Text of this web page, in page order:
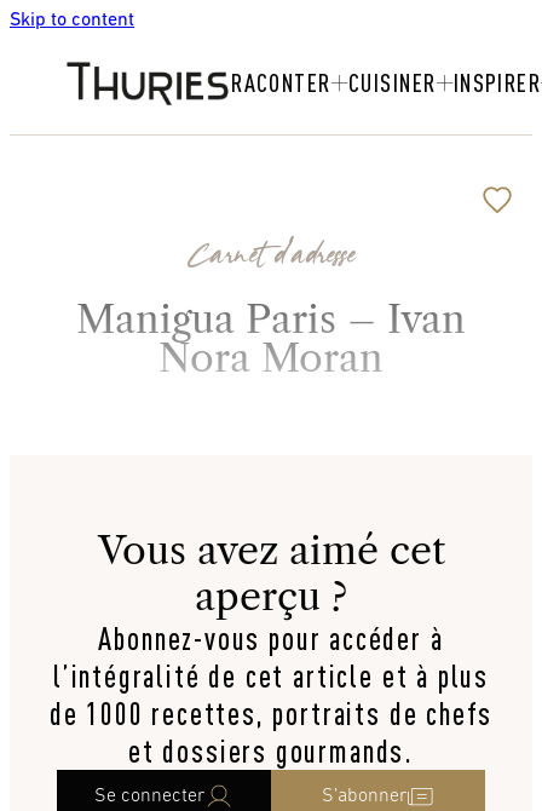
Skip to content
RACONTER CUISINER INSPIRER
Carnet d'adresse
Manigua Paris – Ivan
Nora Moran
Vous avez aimé cet
aperçu ?
Abonnez-vous pour accéder à
l’intégralité de cet article et à plus
de 1000 recettes, portraits de chefs
et dossiers gourmands.
Se connecter S’abonner